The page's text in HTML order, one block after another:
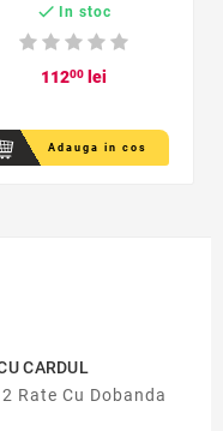
radio
 In stoc
11200 lei
Adauga in cos
CARDUL
Rate Cu Dobanda